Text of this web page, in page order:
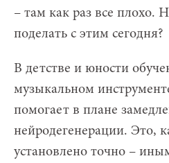
– там как раз все плохо.
поделать с этим сегодня?
В детстве и юности
музыкальном
помогает в плане
нейродегенерации. Это,
установлено точно –